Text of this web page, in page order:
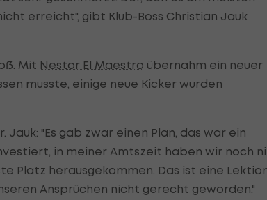
erreicht", gibt Klub-Boss Christian Jauk
Mit Nestor El Maestro übernahm ein neuer
musste, einige neue Kicker wurden
"Es gab zwar einen Plan, das war ein
in meiner Amtszeit haben wir noch
Platz herausgekommen. Das ist eine
Ansprüchen nicht gerecht geworden."